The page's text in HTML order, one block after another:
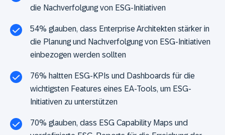
die Nachverfolgung von ESG-Initiativen
54% glauben, dass Enterprise Architekten stärker in
die Planung und Nachverfolgung von ESG-Initiativen
einbezogen werden sollten
76% haltten ESG-KPIs und Dashboards für die
wichtigsten Features eines EA-Tools, um ESG-
Initiativen zu unterstützen
70% glauben, dass ESG Capability Maps und